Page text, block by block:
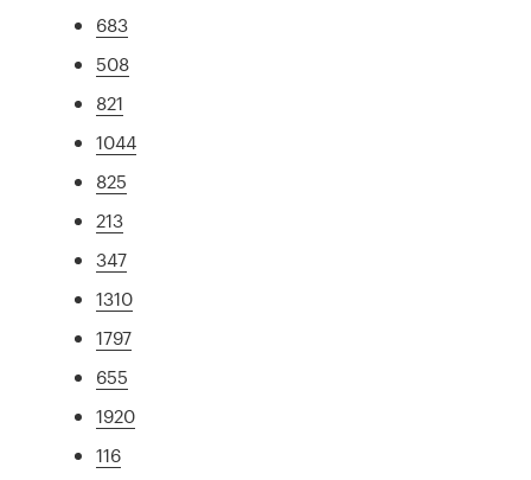
683
508
821
1044
825
213
347
1310
1797
655
1920
116